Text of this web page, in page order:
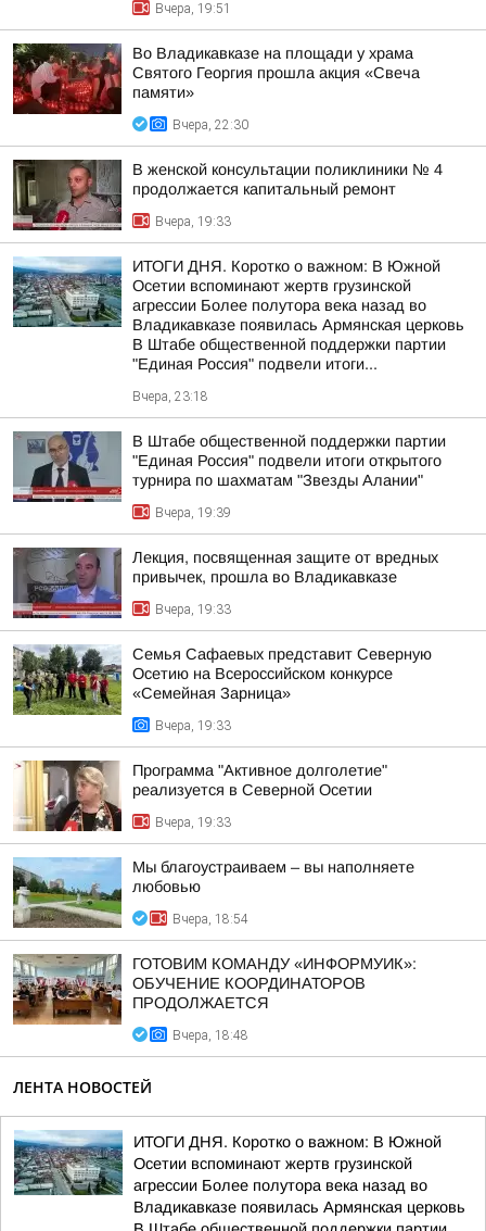
Вчера, 19:51
Во Владикавказе на площади у храма
Святого Георгия прошла акция «Свеча
памяти»
Вчера, 22:30
В женской консультации поликлиники № 4
продолжается капитальный ремонт
Вчера, 19:33
ИТОГИ ДНЯ. Коротко о важном: В Южной
Осетии вспоминают жертв грузинской
агрессии Более полутора века назад во
Владикавказе появилась Армянская церковь
В Штабе общественной поддержки партии
"Единая Россия" подвели итоги...
Вчера, 23:18
В Штабе общественной поддержки партии
"Единая Россия" подвели итоги открытого
турнира по шахматам "Звезды Алании"
Вчера, 19:39
Лекция, посвященная защите от вредных
привычек, прошла во Владикавказе
Вчера, 19:33
Семья Сафаевых представит Северную
Осетию на Всероссийском конкурсе
«Семейная Зарница»
Вчера, 19:33
Программа "Активное долголетие"
реализуется в Северной Осетии
Вчера, 19:33
Мы благоустраиваем – вы наполняете
любовью
Вчера, 18:54
ГОТОВИМ КОМАНДУ «ИНФОРМУИК»:
ОБУЧЕНИЕ КООРДИНАТОРОВ
ПРОДОЛЖАЕТСЯ
Вчера, 18:48
ЛЕНТА НОВОСТЕЙ
ИТОГИ ДНЯ. Коротко о важном: В Южной
Осетии вспоминают жертв грузинской
агрессии Более полутора века назад во
Владикавказе появилась Армянская церковь